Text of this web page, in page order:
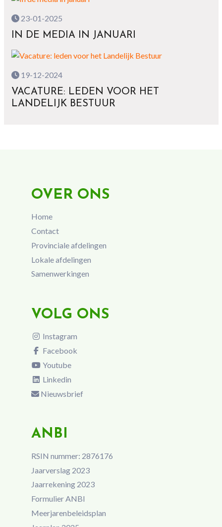
23-01-2025
IN DE MEDIA IN JANUARI
19-12-2024
VACATURE: LEDEN VOOR HET
LANDELIJK BESTUUR
OVER ONS
Home
Contact
Provinciale afdelingen
Lokale afdelingen
Samenwerkingen
VOLG ONS
Instagram
Facebook
Youtube
Linkedin
Nieuwsbrief
ANBI
RSIN nummer: 2876176
Jaarverslag 2023
Jaarrekening 2023
Formulier ANBI
Meerjarenbeleidsplan